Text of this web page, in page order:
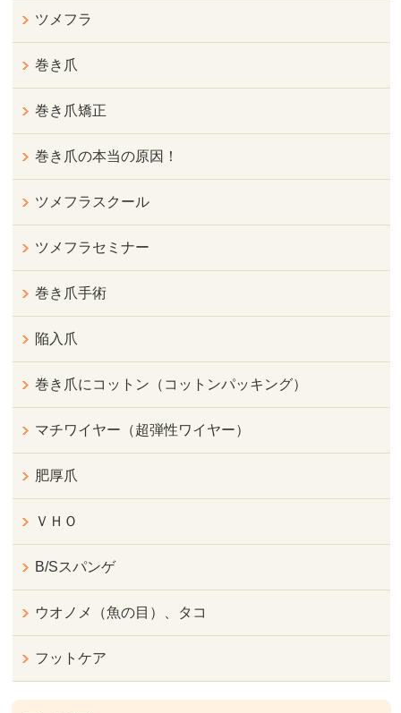
ツメフラ
巻き爪
巻き爪矯正
巻き爪の本当の原因！
ツメフラスクール
ツメフラセミナー
巻き爪手術
陥入爪
巻き爪にコットン（コットンパッキング）
マチワイヤー（超弾性ワイヤー）
肥厚爪
ＶＨＯ
B/Sスパンゲ
ウオノメ（魚の目）、タコ
フットケア